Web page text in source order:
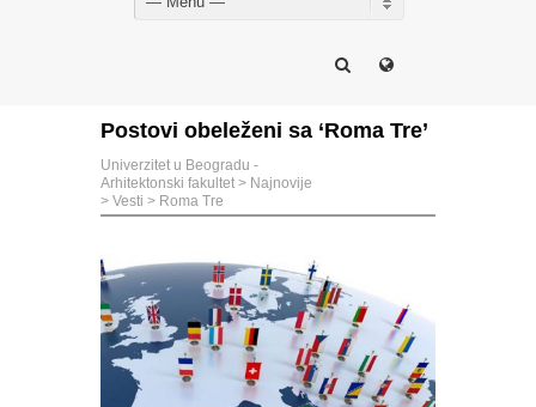
Postovi obeleženi sa ‘Roma Tre’
Univerzitet u Beogradu -
Arhitektonski fakultet > Najnovije
> Vesti > Roma Tre